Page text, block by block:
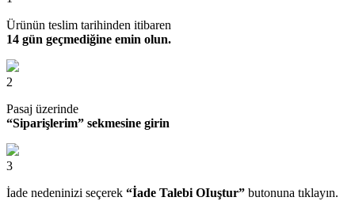
Ürünün teslim tarihinden itibaren
14 gün geçmediğine emin olun.
2
Pasaj üzerinde
“Siparişlerim” sekmesine girin
3
İade nedeninizi seçerek “İade Talebi OIuştur” butonuna tıklayın.